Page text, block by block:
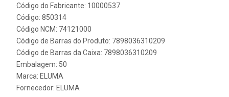
Código do Fabricante: 10000537
Código: 850314
Código NCM: 74121000
Código de Barras do Produto: 7898036310209
Código de Barras da Caixa: 7898036310209
Embalagem: 50
Marca: ELUMA
Fornecedor: ELUMA